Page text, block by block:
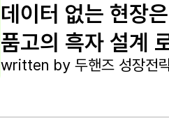
데이터 없는 현장
품고의 흑자 설계
written by 두핸즈 성장전